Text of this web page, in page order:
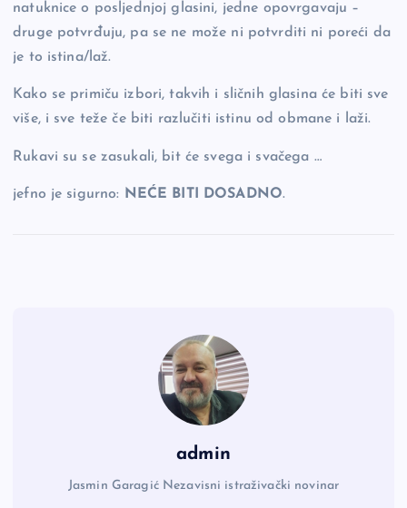
natuknice o posljednjoj glasini, jedne opovrgavaju –
druge potvrđuju, pa se ne može ni potvrditi ni poreći da
je to istina/laž.
Kako se primiču izbori, takvih i sličnih glasina će biti sve
više, i sve teže če biti razlučiti istinu od obmane i laži.
Rukavi su se zasukali, bit će svega i svačega …
jefno je sigurno: NEĆE BITI DOSADNO.
admin
Jasmin Garagić Nezavisni istraživački novinar